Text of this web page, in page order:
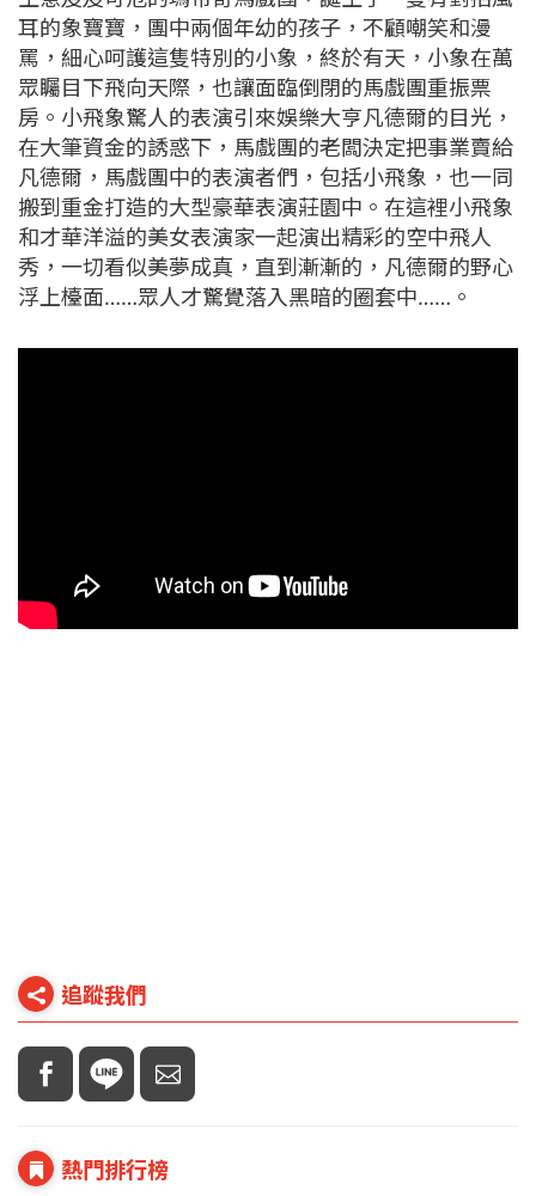
耳的象寶寶，團中兩個年幼的孩子，不顧嘲笑和漫
罵，細心呵護這隻特別的小象，終於有天，小象在萬
眾矚目下飛向天際，也讓面臨倒閉的馬戲團重振票
房。小飛象驚人的表演引來娛樂大亨凡德爾的目光，
在大筆資金的誘惑下，馬戲團的老闆決定把事業賣給
凡德爾，馬戲團中的表演者們，包括小飛象，也一同
搬到重金打造的大型豪華表演莊園中。在這裡小飛象
和才華洋溢的美女表演家一起演出精彩的空中飛人
秀，一切看似美夢成真，直到漸漸的，凡德爾的野心
浮上檯面……眾人才驚覺落入黑暗的圈套中……。
追蹤我們
熱門排行榜